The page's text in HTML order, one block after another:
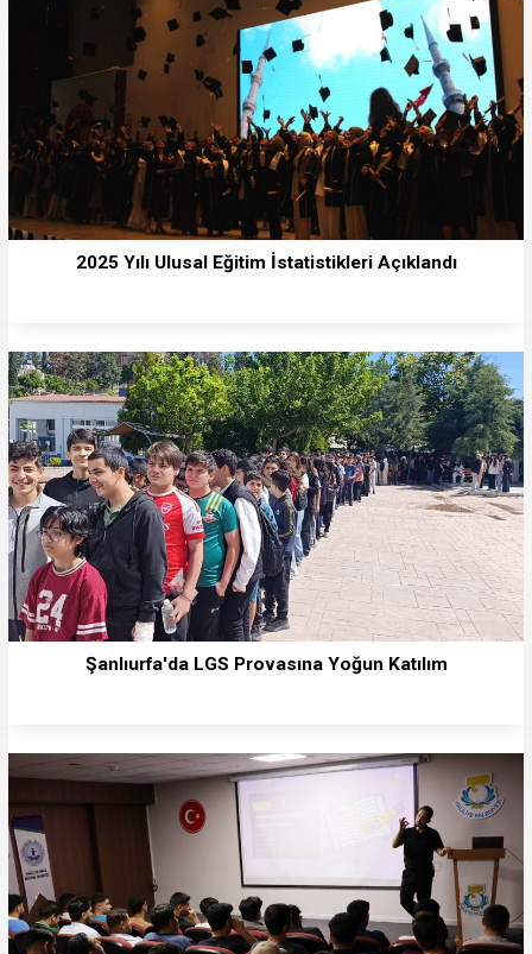
2025 Yılı Ulusal Eğitim İstatistikleri Açıklandı
Şanlıurfa'da LGS Provasına Yoğun Katılım